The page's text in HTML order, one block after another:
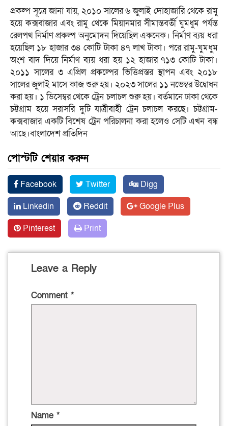
প্রকল্প সূত্রে জানা যায়, ২০১০ সালের ৬ জুলাই দোহাজারি থেকে রামু
হয়ে কক্সবাজার এবং রামু থেকে মিয়ানমার সীমান্তবর্তী ঘুমধুম পর্যন্ত
রেলপথ নির্মাণ প্রকল্প অনুমোদন দিয়েছিল একনেক। নির্মাণ ব্যয় ধরা
হয়েছিল ১৮ হাজার ৩৪ কোটি টাকা ৪৭ লাখ টাকা। পরে রামু-ঘুমধুম
অংশ বাদ দিয়ে নির্মাণ ব্যয় ধরা হয় ১২ হাজার ৭১৩ কোটি টাকা।
২০১১ সালের ৩ এপ্রিল প্রকল্পের ভিত্তিপ্রস্তর স্থাপন এবং ২০১৮
সালের জুলাই মাসে কাজ শুরু হয়। ২০২৩ সালের ১১ নভেম্বর উদ্বোধন
করা হয়। ১ ডিসেম্বর থেকে ট্রেন চলাচল শুরু হয়। বর্তমানে ঢাকা থেকে
চট্টগ্রাম হয়ে সরাসরি দুটি যাত্রীবাহী ট্রেন চলাচল করছে। চট্টগ্রাম-
কক্সবাজার একটি বিশেষ ট্রেন পরিচালনা করা হলেও সেটি এখন বন্ধ
আছে।বাংলাদেশ প্রতিদিন
পোস্টটি শেয়ার করুন
Facebook Twitter
Digg
Linkedin
Reddit
Google Plus
Pinterest
Print
Leave a Reply
Comment *
Name *